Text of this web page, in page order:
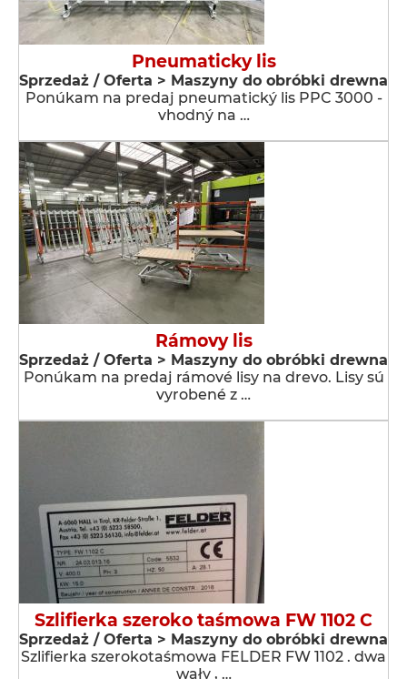
Pneumaticky lis
Sprzedaż / Oferta > Maszyny do obróbki drewna
Ponúkam na predaj pneumatický lis PPC 3000 -
vhodný na …
Rámovy lis
Sprzedaż / Oferta > Maszyny do obróbki drewna
Ponúkam na predaj rámové lisy na drevo. Lisy sú
vyrobené z …
Szlifierka szeroko taśmowa FW 1102 C
Sprzedaż / Oferta > Maszyny do obróbki drewna
Szlifierka szerokotaśmowa FELDER FW 1102 . dwa
wały , …